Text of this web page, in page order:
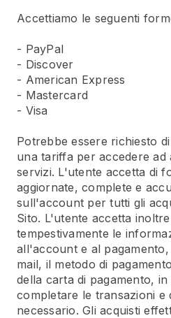
Accettiamo le seguenti
- PayPal
- Discover
- American Express
- Mastercard
- Visa
Potrebbe essere richiesto
una tariffa per accedere ad
servizi. L'utente accetta di
aggiornate, complete e
sull'account per tutti gli
Sito. L'utente accetta
tempestivamente le
all'account e al
mail, il metodo di
della carta di pagamento,
completare le transazioni e
necessario. Gli acquisti